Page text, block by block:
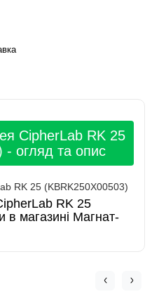
CipherLab RK 25
- огляд та опис
RK 25 (KBRK250X00503)
RK 25
в магазині Магнат-